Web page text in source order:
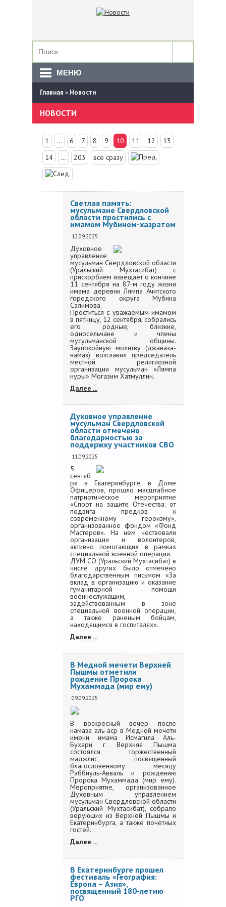
МЕНЮ
Главная » Новости
НОВОСТИ
1 ... 6 7 8 9 10 11 12
13
14
... 203 все сразу
Светлая память:
мусульмане Свердловской
области простились с
имамом Мубином-хазратом
12.09.2025
Духовное
управление
мусульман Свердловской области
(Уральский Мухтасибат) с
прискорбием извещает о кончине
11 сентября на 87-м году жизни
имама деревни Лямпа Ачитского
городского округа Мубина
Салимова.
Проститься с уважаемым имамом
в пятницу, 12 сентября, собрались
его родные, близкие,
односельчане и члены
мусульманской общины.
Заупокойную молитву (джаназа-
намаз) возглавил председатель
местной религиозной
организации мусульман «Лямпа
нуры» Могазим Хатмуллин.
Далее ...
Духовное управление
мусульман Свердловской
области отмечено
благодарностью за
поддержку участников СВО
11.09.2025
5
сентяб
ря в Екатеринбурге, в Доме
Офицеров, прошло масштабное
патриотическое мероприятие
«Спорт на защите Отечества: от
подвига предков к
современному героизму»,
организованное фондом «Фонд
Мастеров». На нем чествовали
организации и волонтеров,
активно помогающих в рамках
специальной военной операции.
ДУМ СО (Уральский Мухтасибат) в
числе других было отмечено
благодарственным письмом «За
вклад в организацию и оказание
гуманитарной помощи
военнослужащим,
задействованным в зоне
специальной военной операции,
а также раненым бойцам,
находящимся в госпиталях».
Далее ...
В Медной мечети Верхней
Пышмы отметили
рождение Пророка
Мухаммада (мир ему)
09.09.2025
В воскресный вечер после
намаза аль-аср в Медной мечети
имени имама Исмагила Аль-
Бухари г. Верхняя Пышма
состоялся торжественный
маджлис, посвященный
благословенному месяцу
Раббиуль-Авваль и рождению
Пророка Мухаммада (мир ему).
Мероприятие, организованное
Духовным управлением
мусульман Свердловской области
(Уральский Мухтасибат), собрало
верующих из Верхней Пышмы и
Екатеринбурга, а также почетных
гостей.
Далее ...
В Екатеринбурге прошел
фестиваль «География:
Европа – Азия»,
посвященный 180-летию
РГО